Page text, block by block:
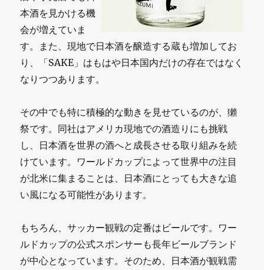
本酒を見かける機
会が増えていま
す。また、現地で日本酒を醸造する蔵も増加してお
り、「SAKE」はもはや日本国内だけの存在ではなく
なりつつあります。
その中でも特に積極的な動きを見せているのが、獺
祭です。同社はアメリカ現地での酒造りにも挑戦
し、日本酒を世界の酒へと成長させる取り組みを続
けています。ワールドカップによって世界中の注目
が北米に集まることは、日本酒にとっても大きな追
い風になる可能性があります。
もちろん、サッカー観戦の定番はビールです。ワー
ルドカップの公式スポンサーも長年ビールブランド
が中心となっています。そのため、日本酒が観戦需